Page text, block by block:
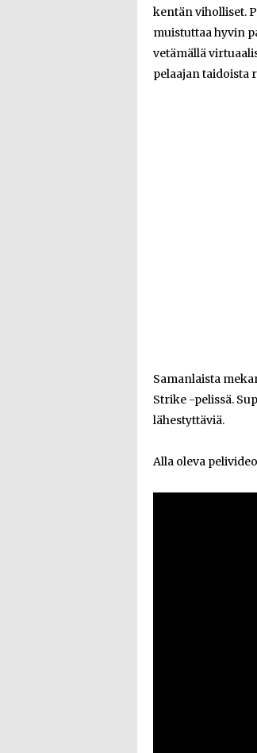
kentän viholliset.
muistuttaa hyvin
vetämällä
pelaajan taidoista
Samanlaista
Strike -pelissä.
lähestyttäviä.
Alla oleva